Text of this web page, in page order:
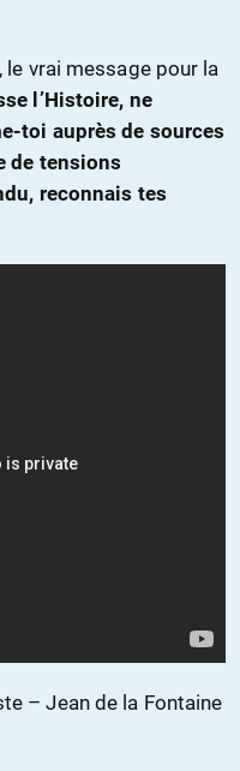
vrai message pour la
l’Histoire, ne
toi auprès de sources
de tensions
reconnais tes
– Jean de la Fontaine